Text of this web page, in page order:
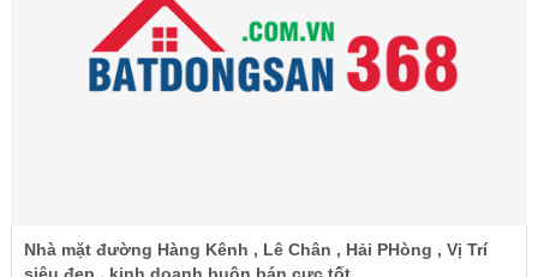
Nhà mặt đường Hàng Kênh , Lê Chân , Hải PHòng , Vị Trí